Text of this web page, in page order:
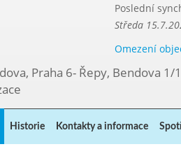
Poslední
Středa
Omezení
Praha 6- Řepy, Bendova 1/
Historie Kontakty a informace